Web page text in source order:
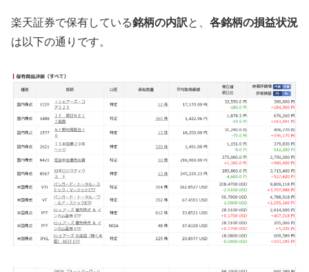
楽天証券で保有している銘柄の内訳と、 各銘柄の損益状況
は以下の通りです。